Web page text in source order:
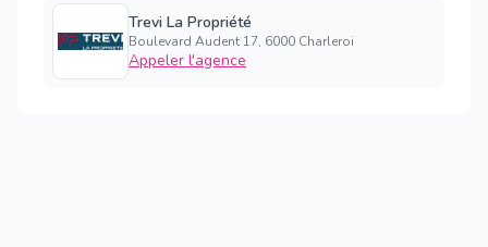
Trevi La Propriété
Boulevard Audent 17, 6000 Charleroi
Appeler l'agence